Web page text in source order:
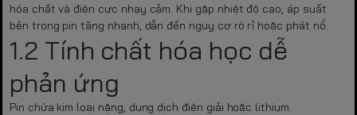
hóa chất và điện cực nhạy cảm. Khi gặp nhiệt độ cao, áp suất
bên trong pin tăng nhanh, dẫn đến nguy cơ rò rỉ hoặc phát nổ.
1.2 Tính chất hóa học dễ
phản ứng
Pin chứa kim loại nặng, dung dịch điện giải hoặc lithium.